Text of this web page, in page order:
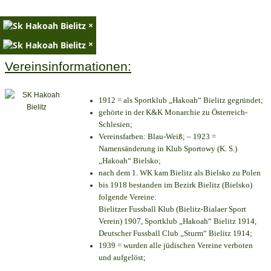
×
×
Vereinsinformationen:
1912 = als Sportklub „Hakoah“ Bielitz gegründet;
gehörte in der K&K Monarchie zu Österreich-
Schlesien;
Vereinsfarben: Blau-Weiß; – 1923 =
Namensänderung in Klub Sportowy (K. S.)
„Hakoah“ Bielsko;
nach dem 1. WK kam Bielitz als Bielsko zu Polen
bis 1918 bestanden im Bezirk Bielitz (Bielsko)
folgende Vereine:
Bielitzer Fussball Klub (Bielitz-Bialaer Sport
Verein) 1907, Sportklub „Hakoah“ Bielitz 1914,
Deutscher Fussball Club „Sturm“ Bielitz 1914;
1939 = wurden alle jüdischen Vereine verboten
und aufgelöst;